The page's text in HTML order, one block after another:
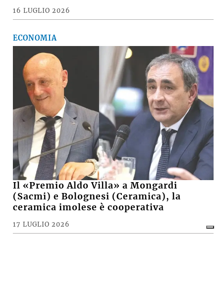
16 LUGLIO 2026
ECONOMIA
Il «Premio Aldo Villa» a Mongardi
(Sacmi) e Bolognesi (Ceramica), la
ceramica imolese è cooperativa
17 LUGLIO 2026